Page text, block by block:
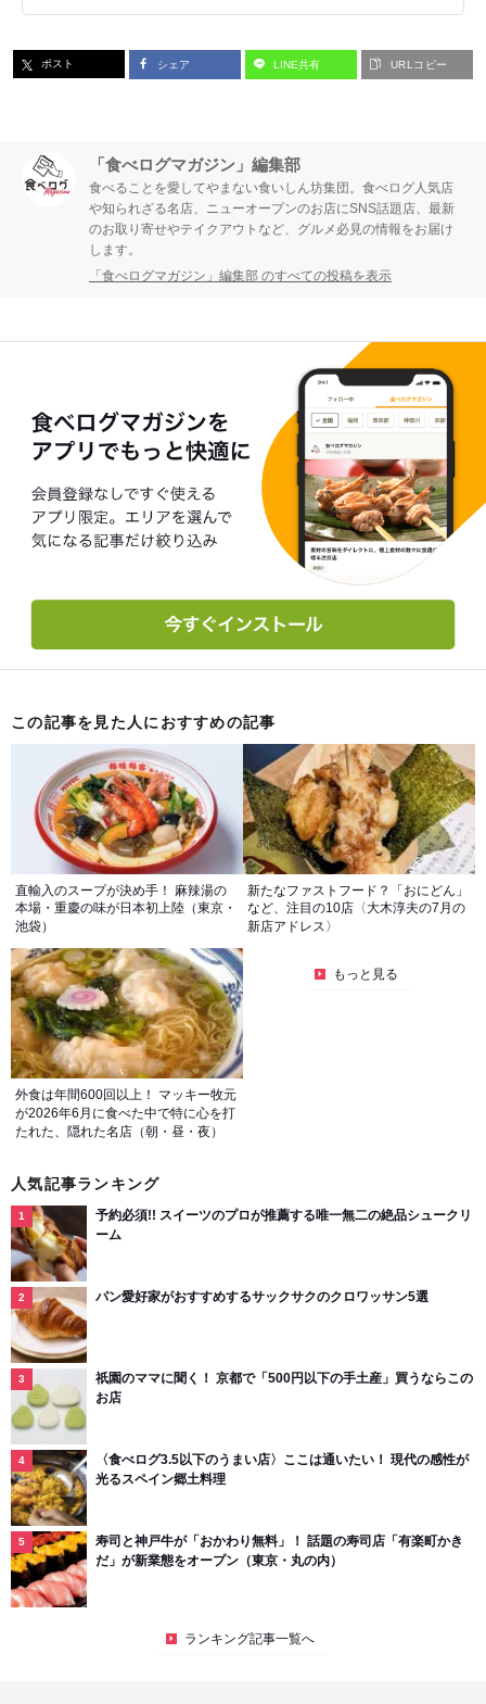
ポスト シェア LINE共有 URLコピー
「食べログマガジン」編集部
食べることを愛してやまない食いしん坊集団。食べログ人気店
や知られざる名店、ニューオープンのお店にSNS話題店、最新
のお取り寄せやテイクアウトなど、グルメ必見の情報をお届け
します。
「食べログマガジン」編集部 のすべての投稿を表示
この記事を見た人におすすめの記事
直輸入のスープが決め手！ 麻辣湯の
本場・重慶の味が日本初上陸（東京・
池袋）
新たなファストフード？「おにどん」
など、注目の10店〈大木淳夫の7月の
新店アドレス〉
外食は年間600回以上！ マッキー牧元
が2026年6月に食べた中で特に心を打
たれた、隠れた名店（朝・昼・夜）
もっと見る
人気記事ランキング
予約必須!! スイーツのプロが推薦する唯一無二の絶品シュークリ
ーム
パン愛好家がおすすめするサックサクのクロワッサン5選
祇園のママに聞く！ 京都で「500円以下の手土産」買うならこの
お店
〈食べログ3.5以下のうまい店〉ここは通いたい！ 現代の感性が
光るスペイン郷土料理
寿司と神戸牛が「おかわり無料」！ 話題の寿司店「有楽町かき
だ」が新業態をオープン（東京・丸の内）
ランキング記事一覧へ